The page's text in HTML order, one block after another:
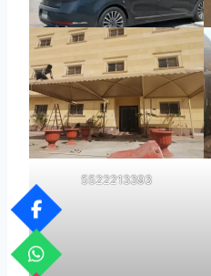
5522213393